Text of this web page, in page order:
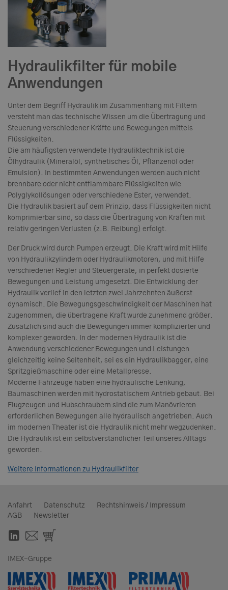
Hydraulikfilter für mobile
Anwendungen
Unter dem Begriff Hydraulik im Zusammenhang mit Filtern
versteht man das technische Wissen um die Übertragung und
Steuerung verschiedener Kräfte und Bewegungen mittels
Flüssigkeiten.
Die am häufigsten verwendete Hydrauliktechnik ist die
Ölhydraulik (Mineralöl, synthetisches Öl, Pflanzenöl oder
Emulsion). In bestimmten Anwendungen werden auch nicht
brennbare oder nicht entflammbare Flüssigkeiten wie
Polyglykollösungen oder verschiedene Ester, verwendet.
Die Hydraulik basiert auf dem Prinzip, dass Flüssigkeiten nicht
komprimierbar sind, so dass die Übertragung von Kräften mit
relativ geringen Verlusten (z.B. Reibung) erfolgt.
Der Druck wird durch Pumpen erzeugt. Die Kraft wird mit Hilfe
von Hydraulikzylindern oder Hydraulikmotoren, und mit Hilfe
verschiedener Regler und Steuergeräte, in perfekt dosierte
Bewegungen und Leistung umgesetzt. Die Entwicklung der
Hydraulik verlief in den letzten zwei Jahrzehnten äußerst
dynamisch. Die Bewegungsgeschwindigkeit der Maschinen hat
zugenommen, die übertragene Kraft wurde zunehmend größer.
Zusätzlich sind auch die Bewegungen immer komplizierter und
komplexer geworden. In der modernen Hydraulik ist die
Anwendung verschiedener Bewegungen und Leistungen
gleichzeitig keine Seltenheit, sei es ein Hydraulikbagger, eine
Spritzgießmaschine oder eine Metallpresse.
Moderne Fahrzeuge haben eine hydraulische Lenkung,
Baumaschinen werden mit hydrostatischem Antrieb gebaut. Bei
Flugzeugen und Hubschraubern sind die zum Manövrieren
erforderlichen Bewegungen alle hydraulisch angetrieben. Auch
im modernen Theater ist die Hydraulik nicht mehr wegzudenken.
Die Hydraulik ist ein selbstverständlicher Teil unseres Alltags
geworden.
Weitere Informationen zu Hydraulikfilter
Anfahrt Datenschutz
Rechtshinweis / Impressum
AGB
Newsletter
IMEX-Gruppe